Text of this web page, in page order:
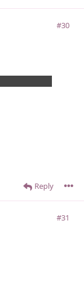
#30
Reply
#31